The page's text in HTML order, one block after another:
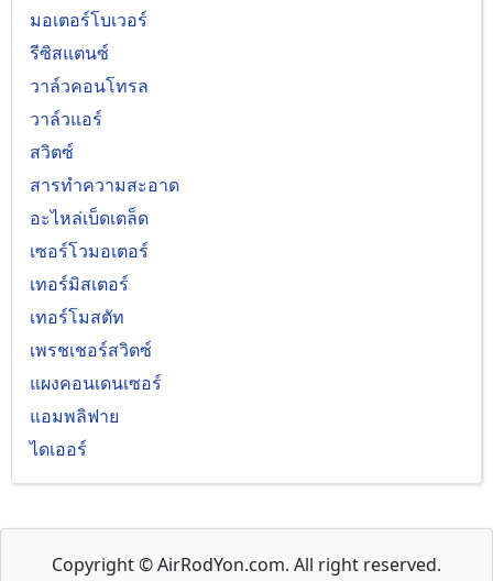
มอเตอร์โบเวอร์
รีซิสแตนซ์
วาล์วคอนโทรล
วาล์วแอร์
สวิตซ์
สารทำความสะอาด
อะไหล่เบ็ดเตล็ด
เซอร์โวมอเตอร์
เทอร์มิสเตอร์
เทอร์โมสตัท
เพรชเชอร์สวิตซ์
แผงคอนเดนเซอร์
แอมพลิฟาย
ไดเออร์
Copyright © AirRodYon.com. All right reserved.